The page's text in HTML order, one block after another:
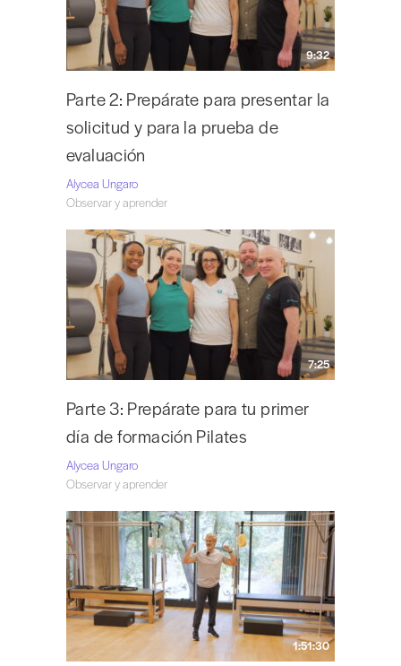
9:32
Parte 2: Prepárate para presentar la
solicitud y para la prueba de
evaluación
Alycea Ungaro
Observar y aprender
7:25
Parte 3: Prepárate para tu primer
día de formación Pilates
Alycea Ungaro
Observar y aprender
1:51:30